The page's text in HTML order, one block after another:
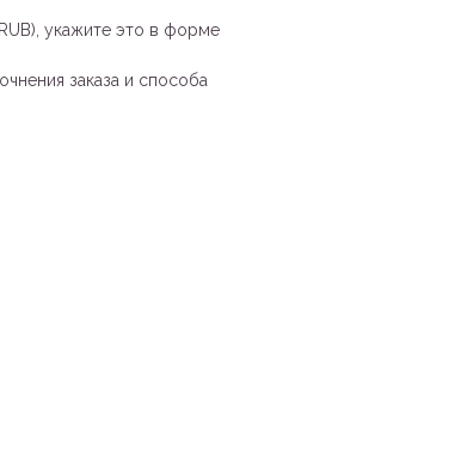
укажите это в форме
заказа и способа